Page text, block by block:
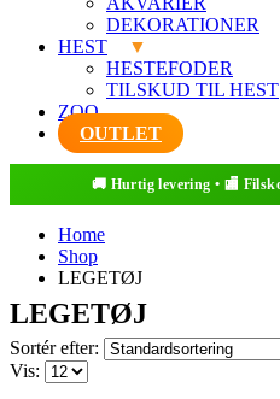
DEKORATIONER
HEST
HESTEFODER
TILSKUD TIL HEST
ZOO
OUTLET
Home
Shop
LEGETØJ
LEGETØJ
Sortér efter:
Vis: